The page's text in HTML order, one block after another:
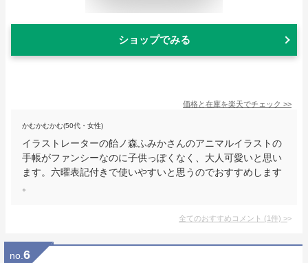
ショップでみる
価格と在庫を楽天でチェック >>
かむかむかむ(50代・女性)
イラストレーターの飴ノ森ふみかさんのアニマルイラストの
手帳がファンシーなのに子供っぽくなく、大人可愛いと思い
ます。六曜表記付きで使いやすいと思うのでおすすめします
。
全てのおすすめコメント (1件) >
no. 6